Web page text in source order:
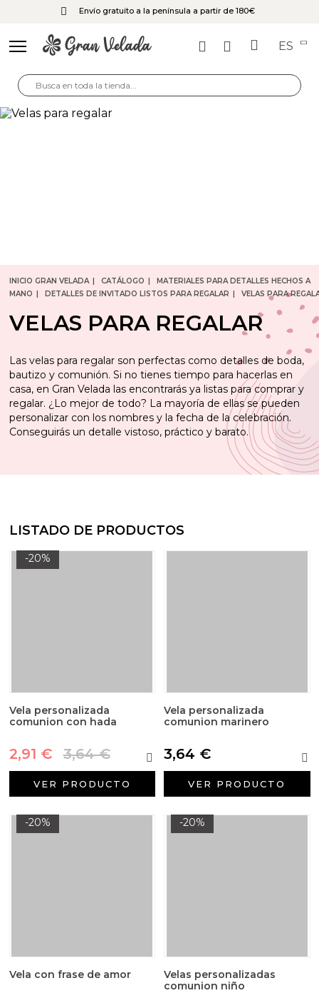
Envío gratuito a la península a partir de 180€
ES
INICIO GRAN VELADA CATÁLOGO
MATERIALES PARA DETALLES HECHOS A
MANO
DETALLES DE INVITADO LISTOS PARA REGALAR VELAS PARA
VELAS PARA REGALAR
Las velas para regalar son perfectas como detalles de boda,
bautizo y comunión. Si no tienes tiempo para hacerlas en
casa, en Gran Velada las encontrarás ya listas para comprar y
regalar. ¿Lo mejor de todo? La mayoría de ellas se pueden
personalizar con los nombres y la fecha de la celebración.
Conseguirás un detalle vistoso, práctico y barato.
LISTADO DE PRODUCTOS
-20%
Vela personalizada
comunion con hada
2,91 € 3,64 €
VER PRODUCTO
Vela personalizada
comunion marinero
3,64 €
VER PRODUCTO
-20%
Vela con frase de amor
-20%
Velas personalizadas
comunion niño